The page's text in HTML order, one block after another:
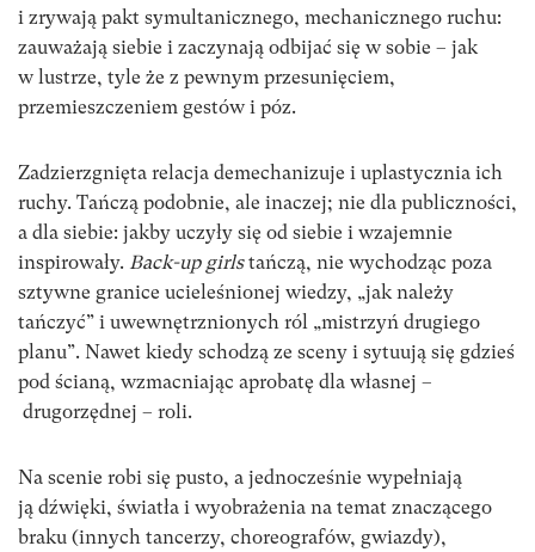
i zrywają pakt symultanicznego, mechanicznego ruchu:
zauważają siebie i zaczynają odbijać się w sobie – jak
w lustrze, tyle że z pewnym przesunięciem,
przemieszczeniem gestów i póz.
Zadzierzgnięta relacja demechanizuje i uplastycznia ich
ruchy. Tańczą podobnie, ale inaczej; nie dla publiczności,
a dla siebie: jakby uczyły się od siebie i wzajemnie
inspirowały. Back-up girlstańczą, nie wychodząc poza
sztywne granice ucieleśnionej wiedzy, „jak należy
tańczyć” i uwewnętrznionych ról „mistrzyń drugiego
planu”. Nawet kiedy schodzą ze sceny i sytuują się gdzieś
pod ścianą, wzmacniając aprobatę dla własnej –
drugorzędnej – roli.
Na scenie robi się pusto, a jednocześnie wypełniają
ją dźwięki, światła i wyobrażenia na temat znaczącego
braku (innych tancerzy, choreografów, gwiazdy),